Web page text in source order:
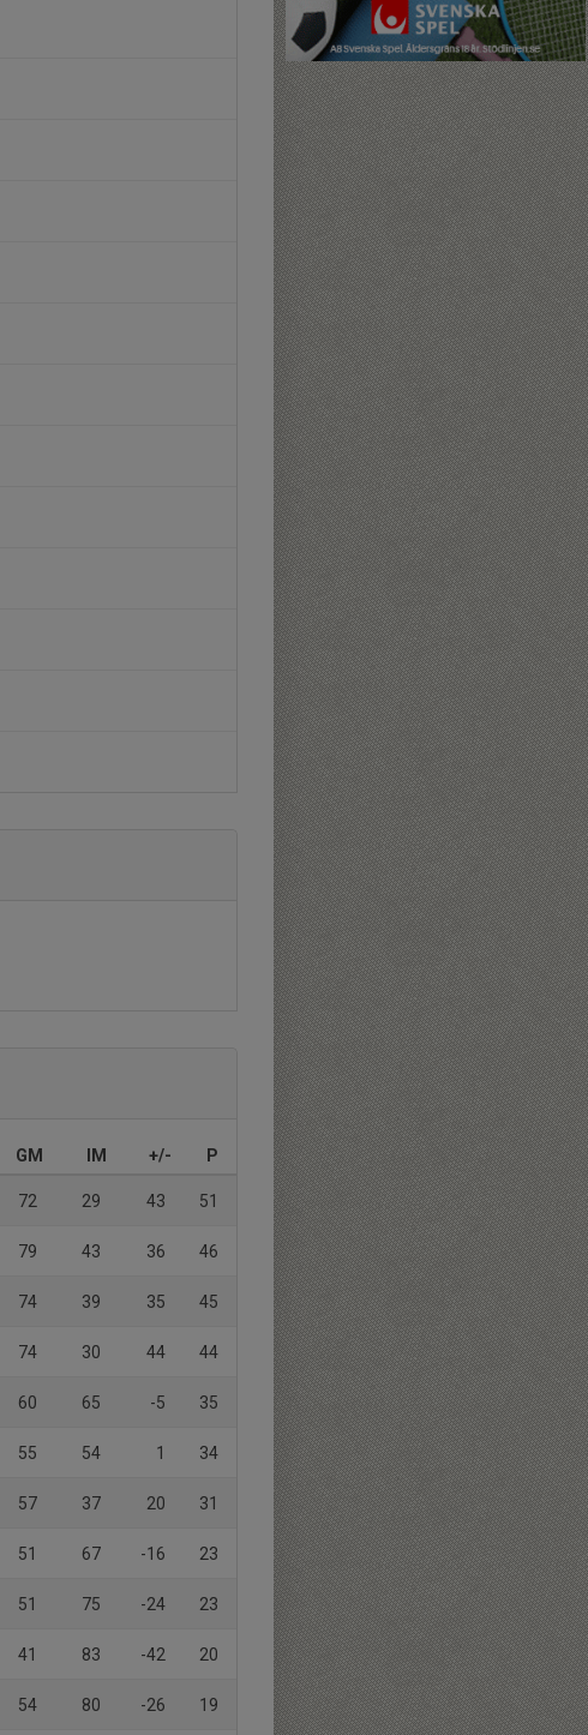
GM IM +/- P
72 29 43 51
79 43 36 46
74 39 35 45
74 30 44 44
60 65 -5 35
55 54 1 34
57 37 20 31
51 67 -16 23
51 75 -24 23
41 83 -42 20
54 80 -26 19